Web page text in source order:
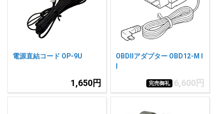
電源直結コード OP-9U
1,650円
OBDIIアダプター OBD12-M I
完売御礼 6,600円